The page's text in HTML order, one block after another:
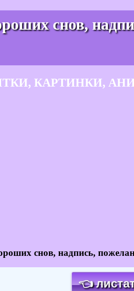
снов,
КАРТИНКИ,
снов, надпись,
👈